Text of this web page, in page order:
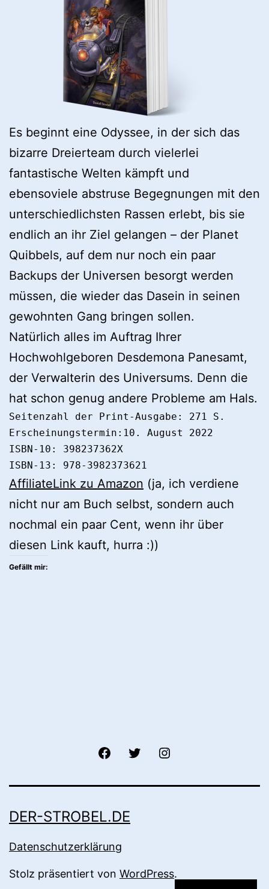
Es beginnt eine Odyssee, in der sich das
bizarre Dreierteam durch vielerlei
fantastische Welten kämpft und
ebensoviele abstruse Begegnungen mit den
unterschiedlichsten Rassen erlebt, bis sie
endlich an ihr Ziel gelangen – der Planet
Quibbels, auf dem nur noch ein paar
Backups der Universen besorgt werden
müssen, die wieder das Dasein in seinen
gewohnten Gang bringen sollen.
Natürlich alles im Auftrag Ihrer
Hochwohlgeboren Desdemona Panesamt,
der Verwalterin des Universums. Denn die
hat schon genug andere Probleme am Hals.
Seitenzahl der Print-Ausgabe: 271 S.
Erscheinungstermin:10. August 2022
ISBN-10: 398237362X
ISBN-13: 978-3982373621
AffiliateLink zu Amazon (ja, ich verdiene
nicht nur am Buch selbst, sondern auch
nochmal ein paar Cent, wenn ihr über
diesen Link kauft, hurra :))
Gefällt mir:
twitter
DER-STROBEL.DE
Datenschutzerklärung
Stolz präsentiert von WordPress.